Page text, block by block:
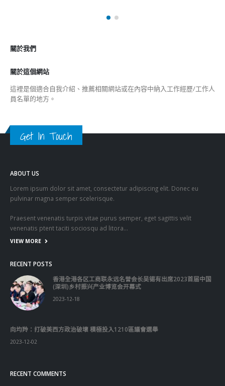
關於我們
關於這個網站
這裡是個適合自我介紹、推薦相關網站或在內容中納入工作經歷/工作人
員名單的地方。
Get In Touch
ABOUT US
Lorem ipsum dolor sit amet, consectetur adipiscing elit. Donec eu
pulvinar magna semper scelerisque.
Praesent venenatis turpis vitae purus semper, eget sagittis velit
venenatis ptent taciti sociosqu ad litora…
VIEW MORE
RECENT POSTS
香港全港各区工商联永远名誉会长吴锡有出席2023首届中国
(深圳)乡村振兴产业博览会开幕式
2023-12-18
向均羚：打破美西方政治破壞 積極投入1210區議會選舉
2023-12-02
RECENT COMMENTS